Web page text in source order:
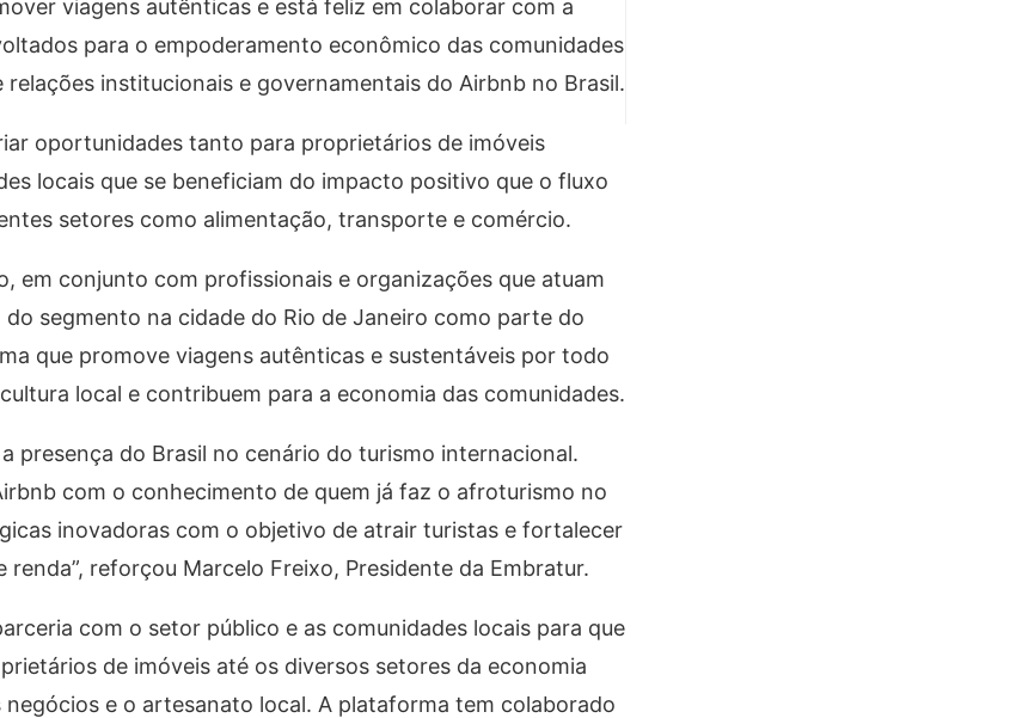
viagens autênticas e está feliz em colaborar com a
para o empoderamento econômico das comunidades
institucionais e governamentais do Airbnb no Brasil.
oportunidades tanto para proprietários de imóveis
locais que se beneficiam do impacto positivo que o fluxo
setores como alimentação, transporte e comércio.
em conjunto com profissionais e organizações que atuam
segmento na cidade do Rio de Janeiro como parte do
que promove viagens autênticas e sustentáveis por todo
local e contribuem para a economia das comunidades.
presença do Brasil no cenário do turismo internacional.
com o conhecimento de quem já faz o afroturismo no
inovadoras com o objetivo de atrair turistas e fortalecer
reforçou Marcelo Freixo, Presidente da Embratur.
com o setor público e as comunidades locais para que
de imóveis até os diversos setores da economia
e o artesanato local. A plataforma tem colaborado